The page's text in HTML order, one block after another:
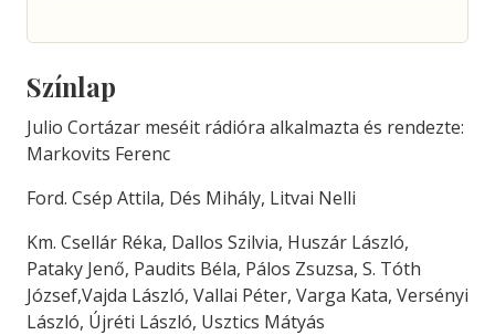
Színlap
Julio Cortázar meséit rádióra alkalmazta és rendezte:
Markovits Ferenc
Ford. Csép Attila, Dés Mihály, Litvai Nelli
Km. Csellár Réka, Dallos Szilvia, Huszár László,
Pataky Jenő, Paudits Béla, Pálos Zsuzsa, S. Tóth
József,Vajda László, Vallai Péter, Varga Kata, Versényi
László, Újréti László, Usztics Mátyás